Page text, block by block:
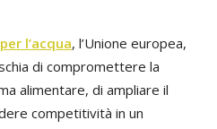
l’acqua, l’Unione europea,
di compromettere la
alimentare, di ampliare il
competitività in un